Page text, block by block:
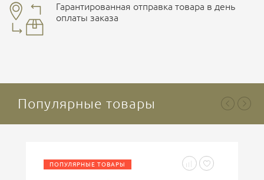
подготовки счета.
Гарантированная отправка товара в день
оплаты заказа
Популярные товары
ПОПУЛЯРНЫЕ ТОВАРЫ